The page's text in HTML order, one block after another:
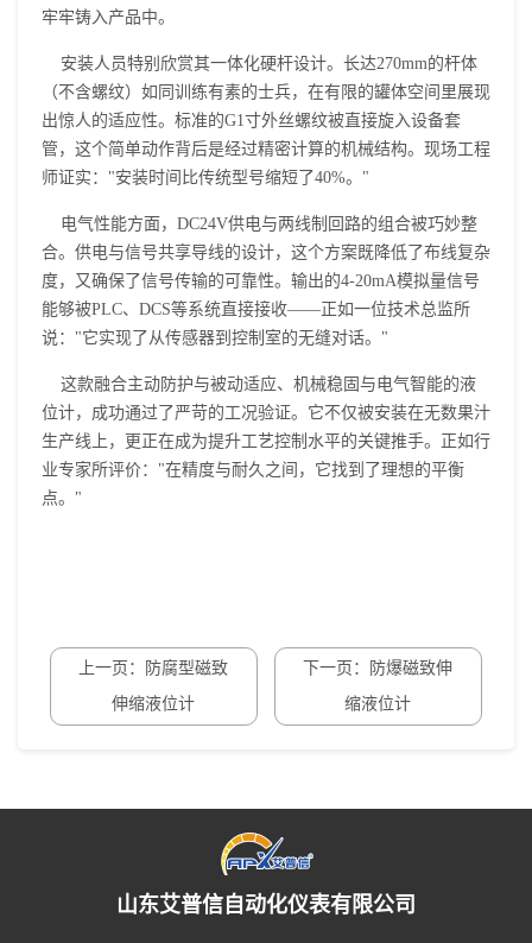
牢牢铸入产品中。
安装人员特别欣赏其一体化硬杆设计。长达270mm的杆体
（不含螺纹）如同训练有素的士兵，在有限的罐体空间里展现
出惊人的适应性。标准的G1寸外丝螺纹被直接旋入设备套
管，这个简单动作背后是经过精密计算的机械结构。现场工程
师证实："安装时间比传统型号缩短了40%。"
电气性能方面，DC24V供电与两线制回路的组合被巧妙整
合。供电与信号共享导线的设计，这个方案既降低了布线复杂
度，又确保了信号传输的可靠性。输出的4-20mA模拟量信号
能够被PLC、DCS等系统直接接收——正如一位技术总监所
说："它实现了从传感器到控制室的无缝对话。"
这款融合主动防护与被动适应、机械稳固与电气智能的液
位计，成功通过了严苛的工况验证。它不仅被安装在无数果汁
生产线上，更正在成为提升工艺控制水平的关键推手。正如行
业专家所评价："在精度与耐久之间，它找到了理想的平衡
点。"
上一页：防腐型磁致
伸缩液位计
下一页：防爆磁致伸
缩液位计
山东艾普信自动化仪表有限公司